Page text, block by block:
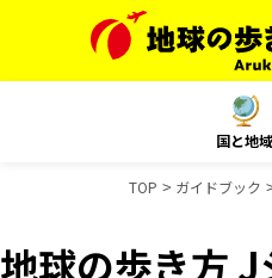
国と地域
TOP ガイドブック
地球の歩き方